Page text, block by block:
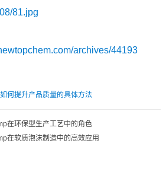
81.jpg
archives/44193
何提升产品质量的具体方法
在环保型生产工艺中的角色
在软质泡沫制造中的高效应用